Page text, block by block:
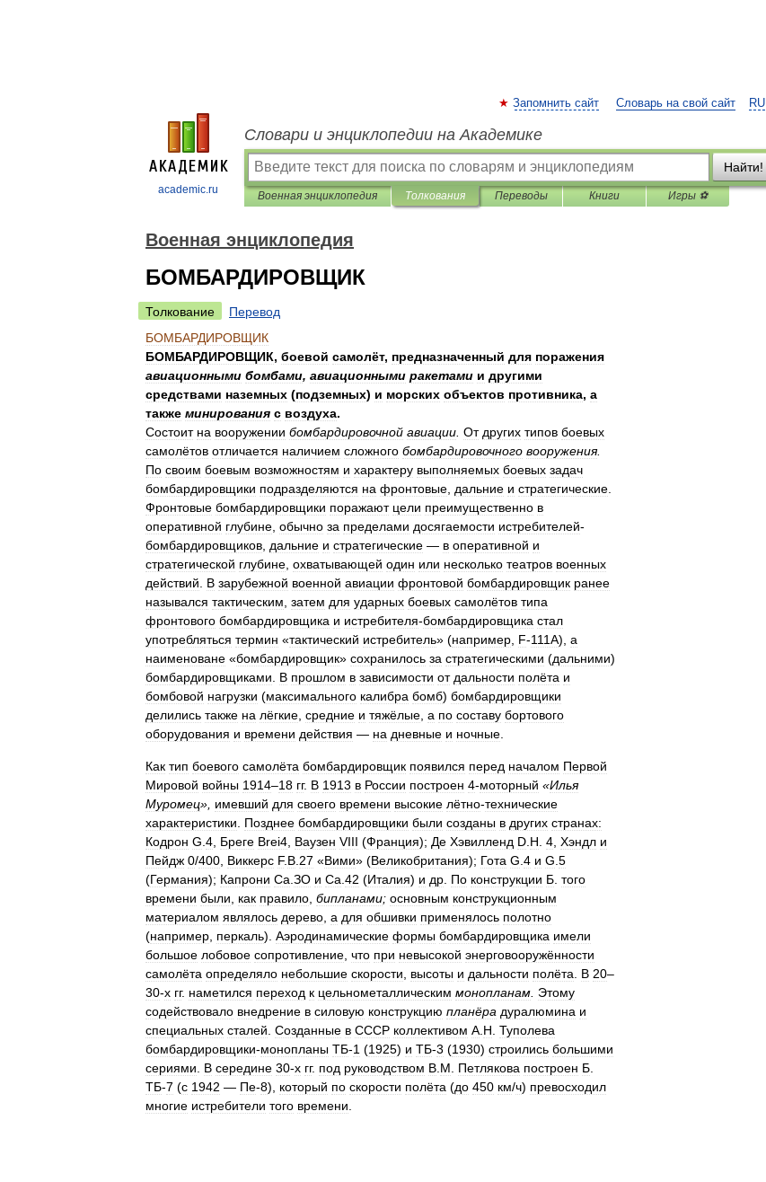
academic.ru
RU
Запомнить сайт Словарь на свой сайт
Словари и энциклопедии на Академике
Найти!
Военная энциклопедия Толкования Переводы Книги Игры ⚽
Военная энциклопедия
БОМБАРДИРОВЩИК
Толкование
Перевод
БОМБАРДИРОВЩИК
БОМБАРДИРОВЩИК, боевой самолёт, предназначенный для поражения
авиационными бомбами, авиационными ракетами и другими
средствами наземных (подземных) и морских объектов противника, а
также минирования с воздуха.
Состоит на вооружении бомбардировочной авиации От других типов боевых
самолётов отличается наличием сложного бомбардировочного вооружения.
По своим боевым возможностям и характеру выполняемых боевых задач
бомбардировщики подразделяются на фронтовые дальние и стратегические
Фронтовые бомбардировщики поражают цели преимущественно в
оперативной глубине обычно за пределами досягаемости истребителей-
бомбардировщиков дальние и стратегические — в оперативной и
стратегической глубине охватывающей один или несколько театров военных
действий
В зарубежной военной авиации фронтовой бомбардировщик ранее
назывался тактическим затем для ударных боевых самолётов типа
фронтового бомбардировщика и истребителя-бомбардировщика стал
употребляться термин «тактический истребитель» (например F-111A), а
наименоване «бомбардировщик» сохранилось за стратегическими (дальними)
бомбардировщиками
В прошлом в зависимости от дальности полёта и
бомбовой нагрузки (максимального калибра бомб) бомбардировщики
делились также на лёгкие средние и тяжёлые а по составу бортового
оборудования и времени действия — на дневные и ночные
Как тип боевого самолёта бомбардировщик появился перед началом Первой
Мировой войны 1914–18 гг. В 1913 в России построен 4-моторный «Илья
Муромец», имевший для своего времени высокие лётно-технические
характеристики
Позднее бомбардировщики были созданы в других странах:
Кодрон G 4 Бреге Brei4 Ваузен VIII (Франция); Де Хэвилленд D H 4 Хэндл и
Пейдж 0/400 Виккерс F. B 27 «Вими» (Великобритания); Гота G 4 и G 5
(Германия); Капрони Са ЗО и Са 42 (Италия) и др По конструкции Б того
времени были как правило бипланами; основным конструкционным
материалом являлось дерево а для обшивки применялось полотно
(например перкаль). Аэродинамические формы бомбардировщика имели
большое лобовое сопротивление что при невысокой энерговооружённости
самолёта определяло небольшие скорости высоты и дальности полёта В 20–
30-х гг. наметился переход к цельнометаллическим монопланам Этому
содействовало внедрение в силовую конструкцию планёра дуралюмина и
специальных сталей Созданные в СССР коллективом А Н Туполева
бомбардировщики-монопланы ТБ-1 (1925) и ТБ-3 (1930) строились большими
сериями
В середине 30-х гг. под руководством В М Петлякова построен Б
ТБ-7 (с 1942 — Пе-8), который по скорости полёта (до 450 км/ч) превосходил
многие истребители того времени